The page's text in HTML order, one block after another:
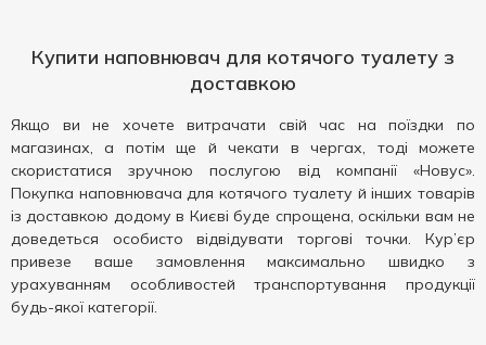
Купити наповнювач для котячого туалету з
доставкою
Якщо ви не хочете витрачати свій час на поїздки по
магазинах, а потім ще й чекати в чергах, тоді можете
скористатися зручною послугою від компанії «Новус».
Покупка наповнювача для котячого туалету й інших товарів
із доставкою додому в Києві буде спрощена, оскільки вам не
доведеться особисто відвідувати торгові точки. Кур’єр
привезе ваше замовлення максимально швидко з
урахуванням особливостей транспортування продукції
будь-якої категорії.